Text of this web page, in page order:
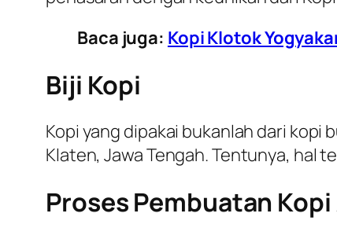
Baca juga: Kopi Klotok
Biji Kopi
Kopi yang dipakai bukanlah dari
Klaten, Jawa Tengah. Tentunya, hal
Proses Pembuatan